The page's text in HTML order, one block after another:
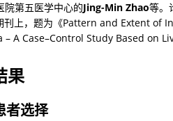
院第五医学中心的Jing-Min Zhao等。
刊上，题为《Pattern and Extent
A Case–Control Study Based on
果
者选择